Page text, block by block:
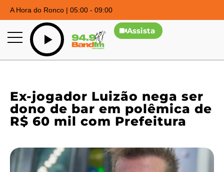
A Hora do Ronco | 05:00 - 09:00
Assista
Ex-jogador Luizão nega ser
dono de bar em polêmica de
R$ 60 mil com Prefeitura